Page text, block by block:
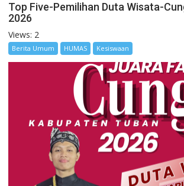
Top Five-Pemilihan Duta Wisata-
2026
Views: 2
Berita Umum HUMAS Kesiswaan